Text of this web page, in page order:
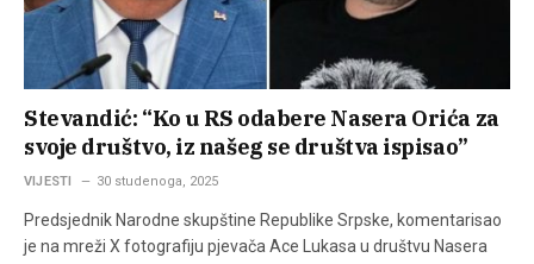
Stevandić: “Ko u RS odabere Nasera Orića za
svoje društvo, iz našeg se društva ispisao”
VIJESTI 30 studenoga, 2025
Predsjednik Narodne skupštine Republike Srpske, komentarisao
je na mreži X fotografiju pjevača Ace Lukasa u društvu Nasera